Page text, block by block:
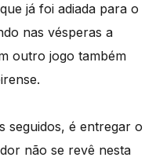
já foi adiada para o
nas vésperas a
outro jogo também
seguidos, é entregar o
não se revê nesta